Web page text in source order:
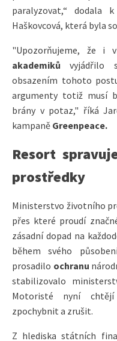
paralyzovat,“ dodala
Haškovcová, která byla
"Upozorňujeme, že i
akademiků vyjádřilo
obsazením tohoto
argumenty totiž musí
brány v potaz," říká
kampaně Greenpeace.
Resort
prostředky
Ministerstvo životního
přes které proudí
zásadní dopad na
během svého
prosadilo ochranu
stabilizovalo
Motoristé nyní
zpochybnit a zrušit.
Z hlediska státních